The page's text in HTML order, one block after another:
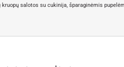
kruopų salotos su cukinija, šparaginėmis